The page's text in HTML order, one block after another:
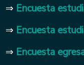
⇒ Encuesta
⇒ Encuesta
⇒ Encuesta